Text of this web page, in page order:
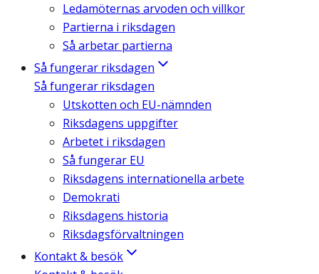
Ledamöternas arvoden och villkor
Partierna i riksdagen
Så arbetar partierna
Så fungerar riksdagen
Så fungerar riksdagen
Utskotten och EU-nämnden
Riksdagens uppgifter
Arbetet i riksdagen
Så fungerar EU
Riksdagens internationella arbete
Demokrati
Riksdagens historia
Riksdagsförvaltningen
Kontakt & besök